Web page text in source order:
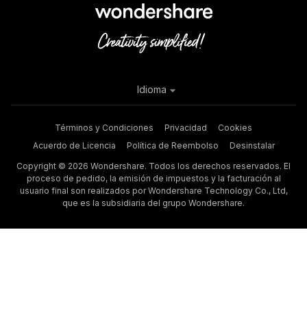
Términos y Condiciones Privacidad
Cookies
Acuerdo de Licencia
Política de Reembolso
Desinstalar
Copyright © 2026 Wondershare. Todos los derechos reservados. El
proceso de pedido, la emisión de impuestos y la facturación al
usuario final son realizados por Wondershare Technology Co., Ltd,
que es la subsidiaria del grupo Wondershare.
Idioma